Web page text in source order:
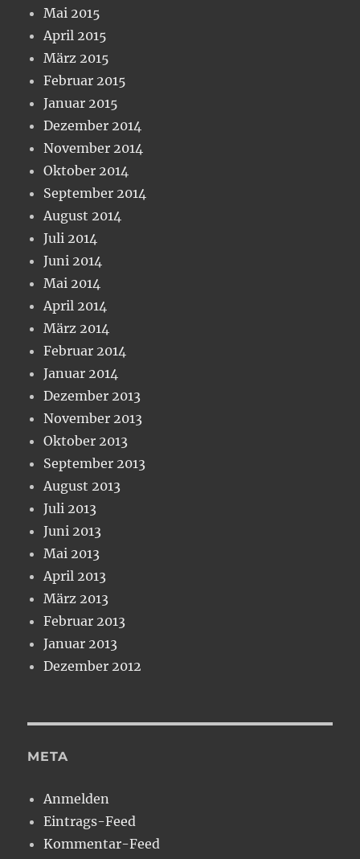
Mai 2015
April 2015
März 2015
Februar 2015
Januar 2015
Dezember 2014
November 2014
Oktober 2014
September 2014
August 2014
Juli 2014
Juni 2014
Mai 2014
April 2014
März 2014
Februar 2014
Januar 2014
Dezember 2013
November 2013
Oktober 2013
September 2013
August 2013
Juli 2013
Juni 2013
Mai 2013
April 2013
März 2013
Februar 2013
Januar 2013
Dezember 2012
META
Anmelden
Eintrags-Feed
Kommentar-Feed